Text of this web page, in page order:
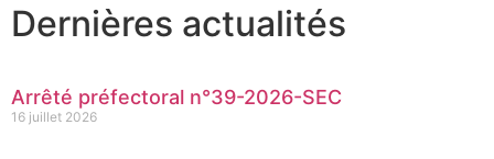
Dernières actualités
Arrêté préfectoral n°39-2026-SEC
16 juillet 2026